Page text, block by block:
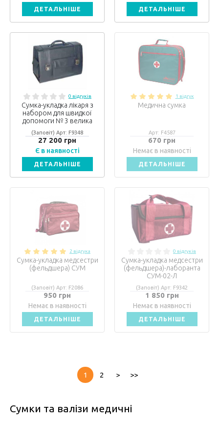
ДЕТАЛЬНІШЕ ДЕТАЛЬНІШЕ
0 відгуків
Сумка-укладка лікаря з
набором для швидкої
допомоги № 3 велика
(Заповіт) Арт: F9348
27 200 грн
Є в наявності
ДЕТАЛЬНІШЕ
1 відгук
Медична сумка
Арт: F4587
670 грн
Немає в наявності
ДЕТАЛЬНІШЕ
2 відгука
Сумка-укладка медсестри
(фельдшера) СУМ
(Заповіт) Арт: F2086
950 грн
Немає в наявності
ДЕТАЛЬНІШЕ
0 відгуків
Сумка-укладка медсестри
(фельдшера)-лаборанта
СУМ-02-Л
(Заповіт) Арт: F9342
1 850 грн
Немає в наявності
ДЕТАЛЬНІШЕ
1 2 > >>
Сумки та валізи медичні